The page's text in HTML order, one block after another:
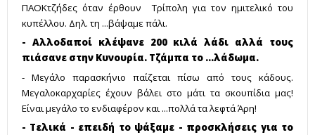
ΠΑΟΚτζήδες όταν έρθουν Τρίπολη για τον ημιτελικό του
κυπέλλου. Δηλ. τη ...βάψαμε πάλι.
- Αλλοδαποί κλέψανε 200 κιλά λάδι αλλά τους
πιάσανε στην Κυνουρία. Τζάμπα το ...λάδωμα.
- Μεγάλο παρασκήνιο παίζεται πίσω από τους κάδους.
Μεγαλοκαρχαρίες έχουν βάλει στο μάτι τα σκουπίδια μας!
Είναι μεγάλο το ενδιαφέρον και ...πολλά τα λεφτά Άρη!
- Τελικά - επειδή το ψάξαμε - προσκλήσεις για το